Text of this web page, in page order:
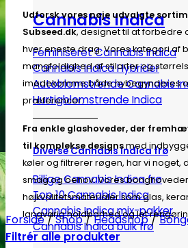
Cannabis Indica
Feminiseret Cannabis Indica
Cannabis Indica Hybrider
Autoblomstrende Cannabis
Hurtigblomstrende Indica
Diverse Cannabis Indica frø
Billige Cannabis Indica frø
Top 10 Cannabis Indica
Cannabis Indica mix-pakker
Cannabis Indica bulk frø
Udforsk vores nøje udvalgte
Subseed.dk, designet til at forbedre
hver eneste drag. Vores kategori af
mangfoldighed af stilarter og
imødekomme både nybegynderes
præferencer.
Fra enkle glashoveder, der
til komplekse designsmed
køler og filtrerer røgen, har vi noget,
smag og behov. Vores
højkvalitetsmaterialer som glas,
langvarig holdbarhed og let
Forside/Shop/Headshop/
Filtrér alle produkter